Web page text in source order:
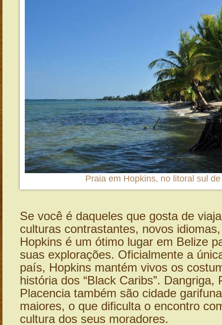
Praia em Hopkins, no litoral sul
Se você é daqueles que gosta de
culturas contrastantes, novos
Hopkins é um ótimo lugar em Belize
suas explorações. Oficialmente a
país, Hopkins mantém vivos os
história dos “Black Caribs”. Dangriga,
Placencia também são cidade
maiores, o que dificulta o encontro
cultura dos seus moradores.